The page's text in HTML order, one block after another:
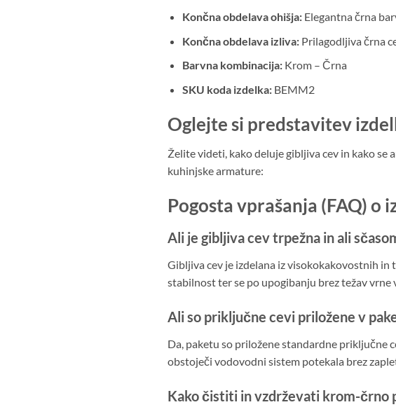
Končna obdelava ohišja:Elegantna črna
Končna obdelava izliva:Prilagodljiva črna
Barvna kombinacija:Krom – Črna
SKU koda izdelka:BEMM2
Oglejte si predstavitev
Želite videti, kako deluje gibljiva cev in kako
kuhinjske armature:
Pogosta vprašanja (FAQ) o
Ali je gibljiva cev trpežna in ali
Gibljiva cev je izdelana iz visokokakovostnih
stabilnost ter se po upogibanju brez težav
Ali so priključne cevi priložene v
Da, paketu so priložene standardne priključne
obstoječi vodovodni sistem potekala brez
Kako čistiti in vzdrževati krom-črno